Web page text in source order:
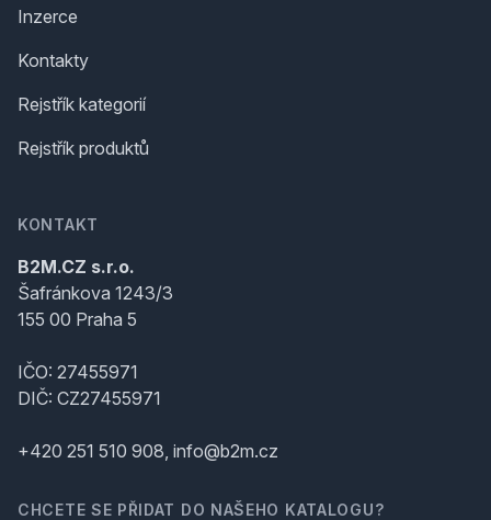
Inzerce
Kontakty
Rejstřík kategorií
Rejstřík produktů
KONTAKT
B2M.CZ s.r.o.
Šafránkova 1243/3
155 00 Praha 5
IČO: 27455971
DIČ: CZ27455971
+420 251 510 908, info@b2m.cz
CHCETE SE PŘIDAT DO NAŠEHO KATALOGU?